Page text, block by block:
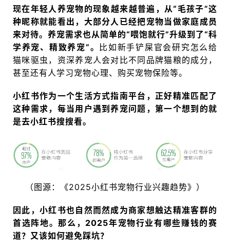
现在年轻人养宠物的现象越来越普遍，从“毛孩子”这
种昵称就能看出，大部分人已经把宠物当做家庭成员
来对待。养宠需求也从简单的“喂饱就行”升级到了“科
学养宠、精致养宠”。
比如新手铲屎官会研究怎么给
猫咪驱虫，资深养宠人会对比不同品牌猫粮的成分，
甚至还有人学习宠物心理、购买宠物保险等。
小红书作为一个生活方式指南平台，正好精准匹配了
这种需求，每当用户遇到养宠问题，第一个想到的就
是去小红书搜搜看。
（图源：《2025小红书宠物行业兴趣趋势》）
因此，小红书也自然而然成为商家想触达精准客群的
首选阵地。那么，2025年宠物行业有哪些赚钱的赛
道？又该如何避免踩坑？